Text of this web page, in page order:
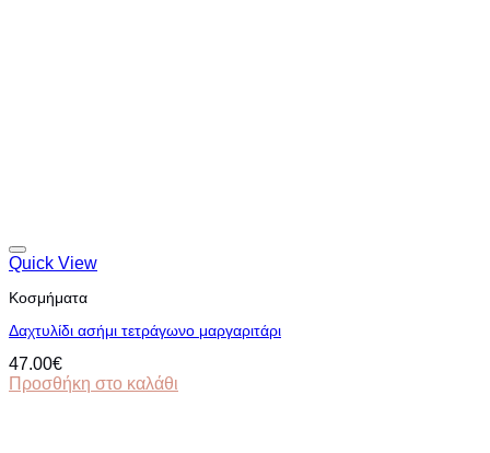
Quick View
Κοσμήματα
Δαχτυλίδι ασήμι τετράγωνο μαργαριτάρι
47.00€
Προσθήκη στο καλάθι